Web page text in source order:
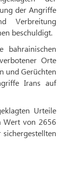
der Angriffe
Verbreitung
beschuldigt.
bahrainischen
Orte
und Gerüchten
Irans auf
Urteile
Wert von 2656